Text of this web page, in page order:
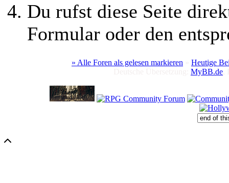
Du rufst diese Seite
Formular oder den
» Alle Foren als gelesen markieren
Heutige
MyBB.de